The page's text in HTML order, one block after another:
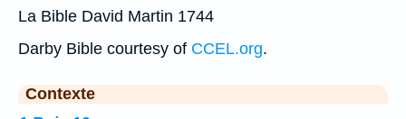
La Bible David Martin 1744
Darby Bible courtesy of CCEL.org.
Contexte